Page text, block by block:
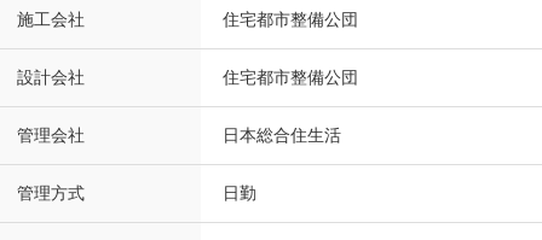
施工会社 住宅都市整備公団
設計会社 住宅都市整備公団
管理会社 日本総合住生活
管理方式 日勤